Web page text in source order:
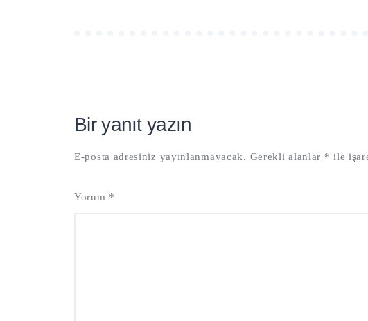
Bir yanıt yazın
E-posta adresiniz yayınlanmayacak. Gerekli alanlar * ile
Yorum *